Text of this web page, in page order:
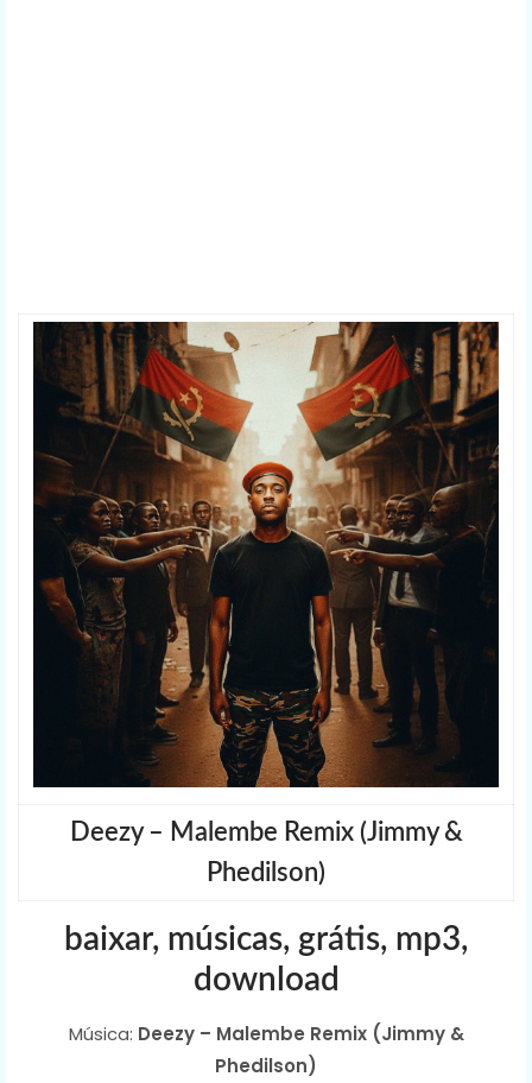
Deezy – Malembe Remix (Jimmy &
Phedilson)
baixar, músicas, grátis, mp3,
download
Música: Deezy – Malembe Remix (Jimmy &
Phedilson)